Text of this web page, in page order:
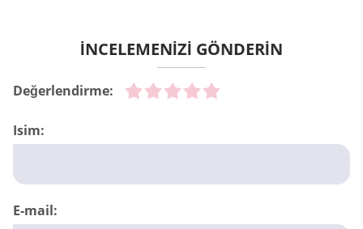
İNCELEMENİZİ GÖNDERİN
Değerlendirme:
Isim:
E-mail: